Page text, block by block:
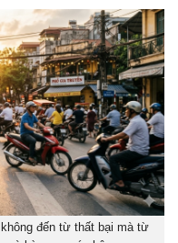
đến từ thất bại mà từ